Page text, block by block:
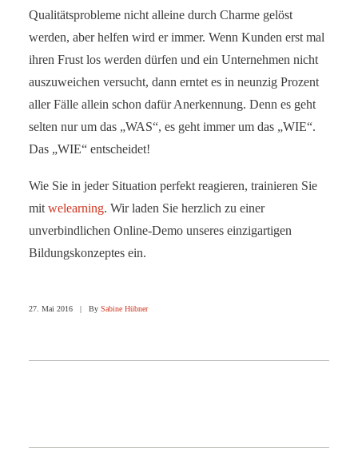
Qualitätsprobleme nicht alleine durch Charme gelöst
werden, aber helfen wird er immer. Wenn Kunden erst mal
ihren Frust los werden dürfen und ein Unternehmen nicht
auszuweichen versucht, dann erntet es in neunzig Prozent
aller Fälle allein schon dafür Anerkennung. Denn es geht
selten nur um das „WAS“, es geht immer um das „WIE“.
Das „WIE“ entscheidet!
Wie Sie in jeder Situation perfekt reagieren, trainieren Sie
mit welearning. Wir laden Sie herzlich zu einer
unverbindlichen Online-Demo unseres einzigartigen
Bildungskonzeptes ein.
27. Mai 2016 | By Sabine Hübner